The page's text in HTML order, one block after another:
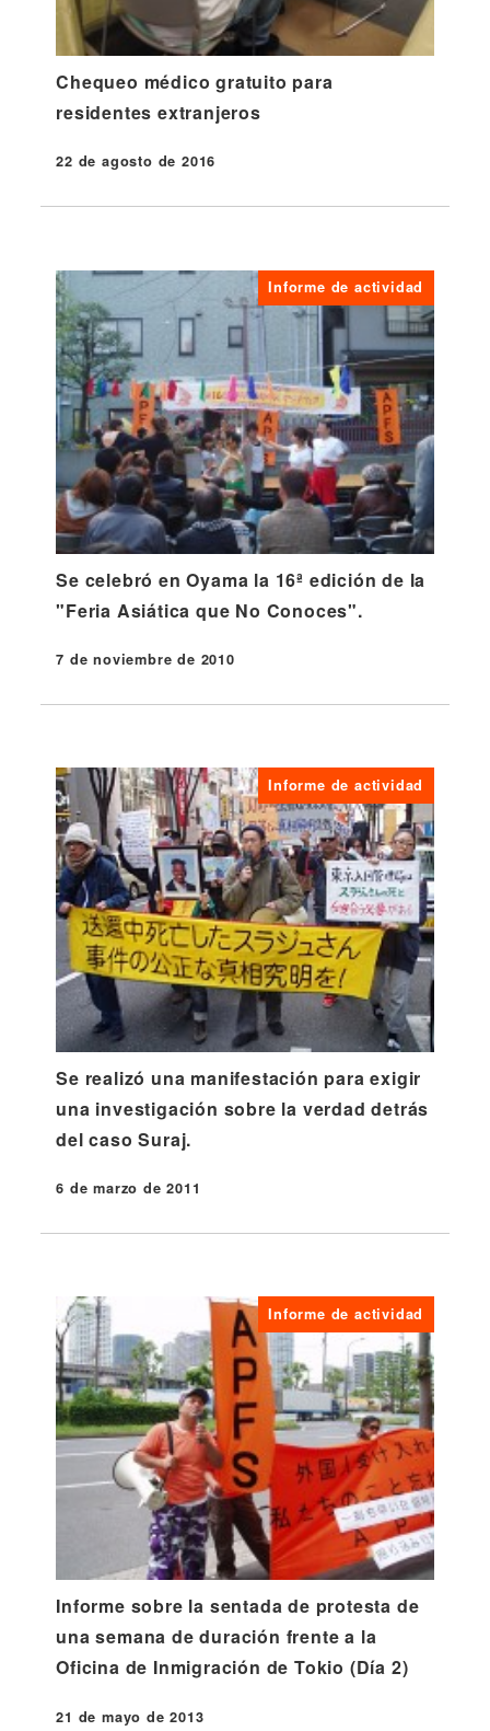
Chequeo médico gratuito para
residentes extranjeros
Publicado
22 de agosto de 2016
Informe de actividad
Se celebró en Oyama la 16ª edición de la
"Feria Asiática que No Conoces".
Publicado
7 de noviembre de 2010
Informe de actividad
Se realizó una manifestación para exigir
una investigación sobre la verdad detrás
del caso Suraj.
Publicado
6 de marzo de 2011
Informe de actividad
Informe sobre la sentada de protesta de
una semana de duración frente a la
Oficina de Inmigración de Tokio (Día 2)
21 de mayo de 2013